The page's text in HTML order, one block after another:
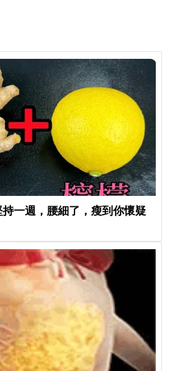
一週，腰細了，瘦到你懷疑